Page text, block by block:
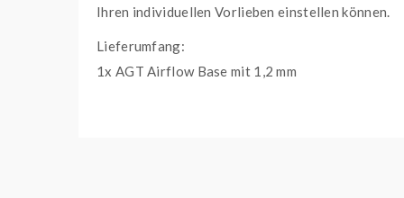
Ihren individuellen Vorlieben einstellen können.
Lieferumfang:
1x AGT Airflow Base mit 1,2 mm